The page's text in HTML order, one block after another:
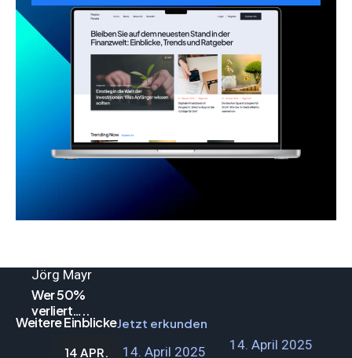
Weitere EinblickeJetzt erkunden
14 APR.
Jörg Mayr
Wer 50%
verliert…..
14. April 2025 14. April 2025